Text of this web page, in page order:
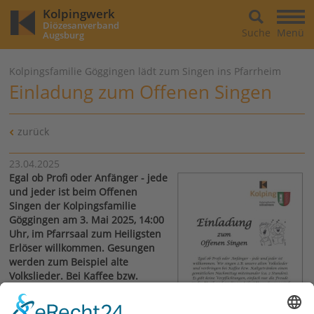
Kolpingwerk
Diözesanverband
Augsburg Menü
Suche
Kolpingsfamilie Göggingen lädt zum Singen ins Pfarrheim
Einladung zum Offenen Singen
zurück
23.04.2025
Egal ob Profi oder Anfänger - jede
und jeder ist beim Offenen
Singen der Kolpingsfamilie
Göggingen am 3. Mai 2025, 14:00
Uhr, im Pfarrsaal zum Heiligsten
Erlöser willkommen. Gesungen
werden zum Beispiel alte
Volkslieder. Bei Kaffee bzw.
Teilnehmenden einen